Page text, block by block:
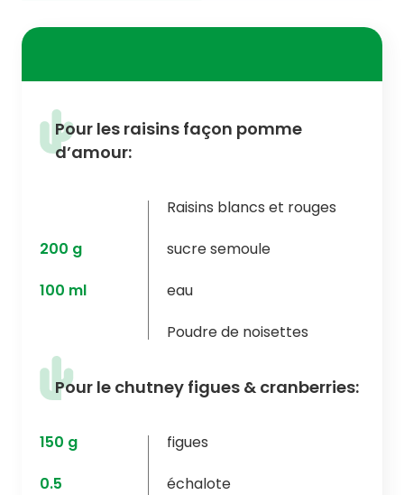
Pour les raisins façon pomme
d’amour:
Raisins blancs et rouges
200 g
sucre semoule
100 ml
eau
Poudre de noisettes
Pour le chutney figues & cranberries:
150 g
figues
0.5
échalote